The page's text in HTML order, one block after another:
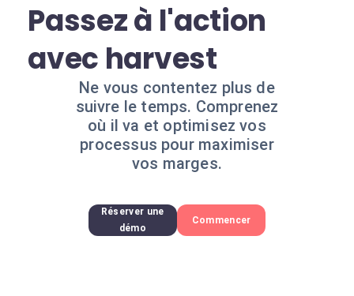
Passez à l'action
avec harvest
Ne vous contentez plus de
suivre le temps. Comprenez
où il va et optimisez vos
processus pour maximiser
vos marges.
Réserver une
démo
Commencer